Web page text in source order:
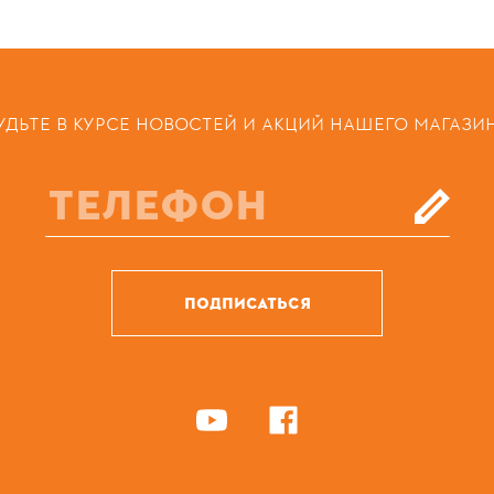
В КУРСЕ НОВОСТЕЙ И АКЦИЙ НАШЕГО
ПОДПИСАТЬСЯ